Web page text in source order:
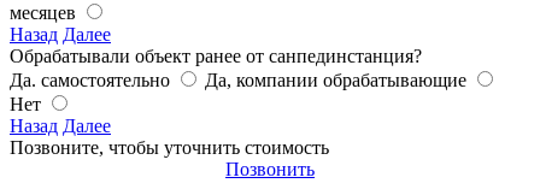
месяцев
Назад Далее
Обрабатывали объект ранее от санпединстанция?
Да. самостоятельно
Да, компании обрабатывающие
Нет
Назад Далее
Позвоните, чтобы уточнить стоимость
Позвонить